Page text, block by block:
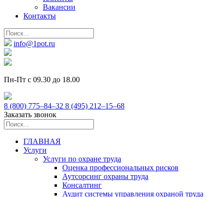
Вакансии
Контакты
info@1pot.ru
Пн-Пт с 09.30 до 18.00
8 (800) 775–84–32 8 (495) 212–15–68
Заказать звонок
ГЛАВНАЯ
Услуги
Услуги по охране труда
Оценка профессиональных рисков
Аутсорсинг охраны труда
Консалтинг
Аудит системы управления охраной труда